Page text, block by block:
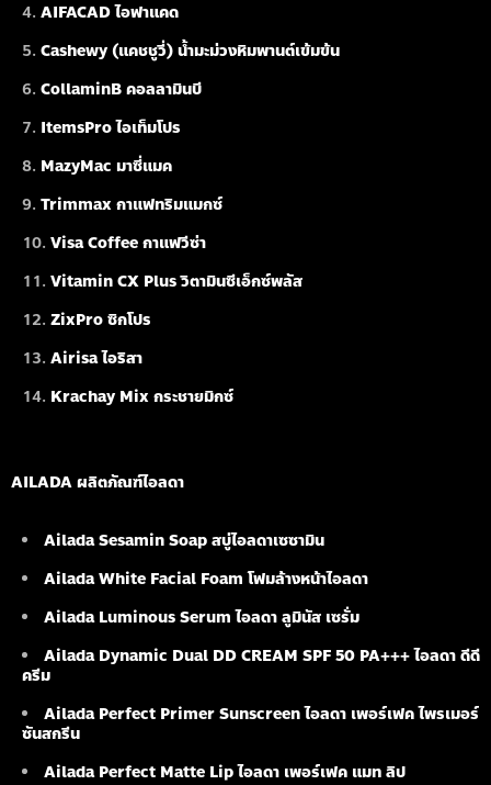
AIFACAD ไอฟาแคด
Cashewy (แคชชูวี่) น้ำมะม่วงหิมพานต์เข้มข้น
CollaminB คอลลามินบี
ItemsPro ไอเท็มโปร
MazyMac มาซี่แมค
Trimmax กาแฟทริมแมกซ์
Visa Coffee กาแฟวีซ่า
Vitamin CX Plus วิตามินซีเอ็กซ์พลัส
ZixPro ซิกโปร
Airisa ไอริสา
Krachay Mix กระชายมิกซ์
AILADA ผลิตภัณฑ์ไอลดา
Ailada Sesamin Soapสบู่ไอลดาเซซามิน
Ailada White Facial Foamโฟมล้างหน้าไอลดา
Ailada Luminous Serumไอลดา ลูมินัส เซรั่ม
Ailada Dynamic Dual DD CREAM SPF 50 PA+++ ไอลดา ดีดี
ครีม
Ailada Perfect Primer Sunscreen ไอลดา เพอร์เฟค ไพรเมอร์
ซันสกรีน
Ailada Perfect Matte Lip ไอลดา เพอร์เฟค แมท ลิป